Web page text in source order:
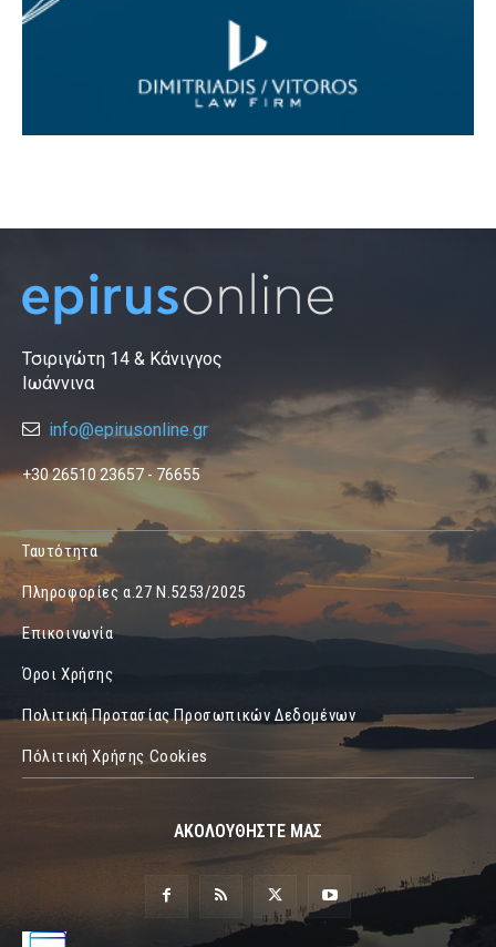
Τσιριγώτη 14 & Κάνιγγος
Ιωάννινα
info@epirusonline.gr
+30 26510 23657 - 76655
Ταυτότητα
Πληροφορίες α.27 Ν.5253/2025
Επικοινωνία
Όροι Χρήσης
Πολιτική Προτασίας Προσωπικών Δεδομένων
Πόλιτική Χρήσης Cookies
ΑΚΟΛΟΥΘΗΣΤΕ ΜΑΣ